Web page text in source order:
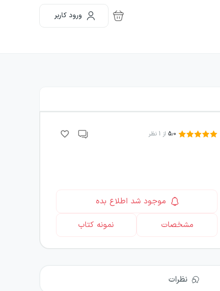
ورود کاربر
5.0 از 1 نظر
موجود شد اطلاع بده
مشخصات
نمونه کتاب
نظرات